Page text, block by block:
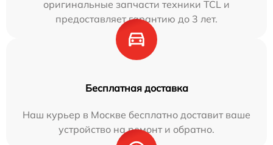
оригинальные запчасти техники TCL и
предоставляет гарантию до 3 лет.
Бесплатная доставка
Наш курьер в Москве бесплатно доставит ваше
устройство на ремонт и обратно.